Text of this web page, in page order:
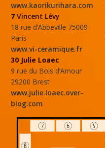
www.kaorikurihara.com
7 Vincent Lévy
18 rue d’Abbeville 75009
Paris
www.vi-ceramique.fr
30 Julie Loaec
9 rue du Bois d’Amour
29200 Brest
www.julie.loaec.over-
blog.com